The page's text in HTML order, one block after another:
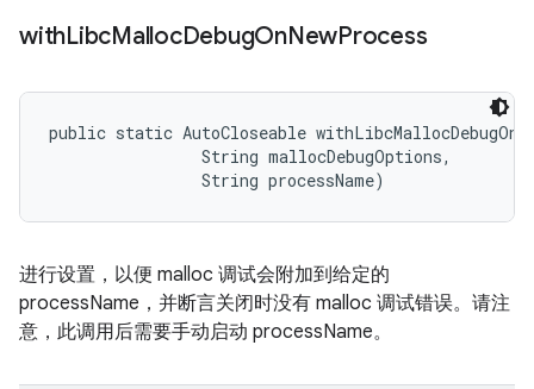
withLibcMallocDebugOnNewProcess
public static AutoCloseable
                String mallocDebugOptions,
                String processName)
进行设置，以便 malloc 调试会附加到给定的
processName，并断言关闭时没有 malloc 调试错误。请注
意，此调用后需要手动启动 processName。